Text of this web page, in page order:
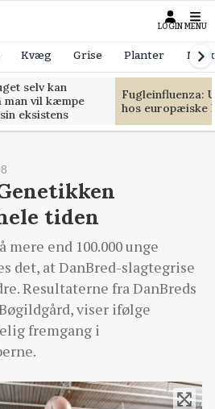
LOGIN MENU
Kvæg Grise Planter
selv kan
man vil kæmpe
eksistens
Fugleinfluenza:
hos europæiske
tiden
end 100.000 unge
det, at DanBred-slagtegrise
Resultaterne fra DanBreds
viser ifølge
fremgang i